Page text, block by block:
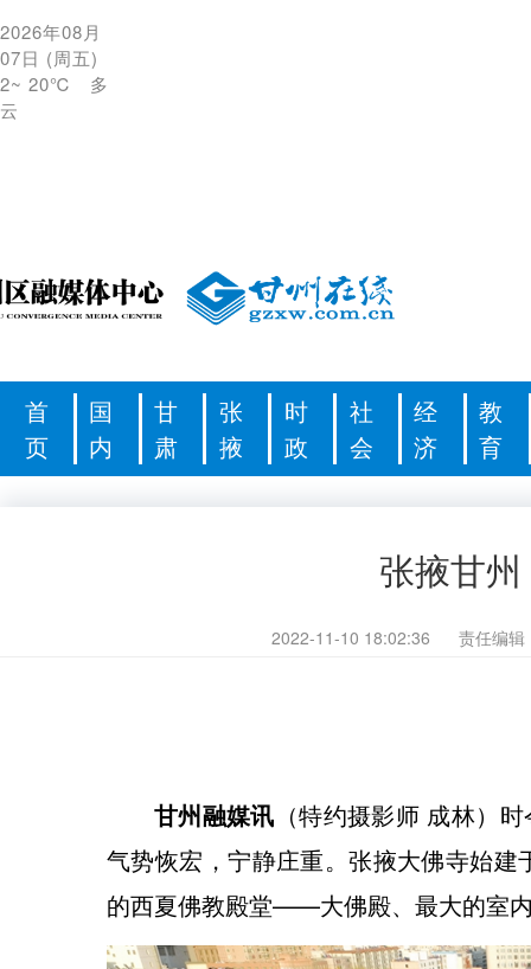
2026年08月
07日 (周五)
2~ 20℃
多
云
首
页
国
内
甘
肃
张
掖
时
政
社
会
经
济
教
育
张掖甘
2022-11-10 18:02:36 责任编辑
甘州融媒讯 （特约摄影师 成林）
气势恢宏，宁静庄重。张掖大佛寺始
的西夏佛教殿堂——大佛殿、最大的室